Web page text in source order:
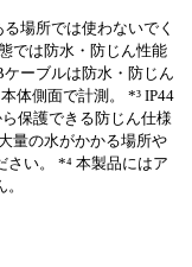
場所では使わないでく
では防水・防じん性能
ーブルは防水・防じん
体側面で計測。 *³ IP44
保護できる防じん仕様
量の水がかかる場所や
い。 *⁴ 本製品にはア